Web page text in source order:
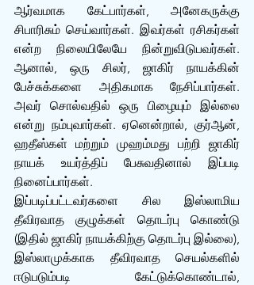
ஆர்வமாக கேட்பார்கள், அனேகருக்கு
சிபாரிசும் செய்வார்கள். இவர்கள் ரசிகர்கள்
என்ற நிலையிலேயே நின்றுவிடுபவர்கள்.
ஆனால், ஒரு சிலர், ஜாகிர் நாயக்கின்
பேச்சுக்களை அதிகமாக நேசிப்பார்கள்.
அவர் சொல்வதில் ஒரு பிழையும் இல்லை
என்று நம்புவார்கள். ஏனென்றால், குர்‍ஆன்,
ஹதீஸ்கள் மற்றும் முஹம்ம‌து பற்றி ஜாகிர்
நாயக் உயர்த்திப் பேசுவதினால் இப்படி
நினைப்பார்கள்.
இப்படிப்பட்டவர்களை சில இஸ்லாமிய
தீவிரவாத குழுக்கள் தொடர்பு கொண்டு
(இதில் ஜாகிர் நாயக்கிற்கு தொடர்பு இல்லை),
இஸ்லாமுக்காக தீவிரவாத செயல்களில்
ஈடுபடும்படி கேட்டுக்கொண்டால்,